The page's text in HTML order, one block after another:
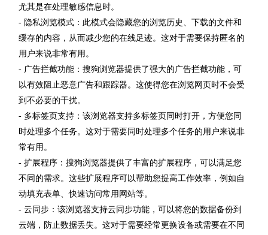
尤其是在处理敏感信息时。
- 隐私浏览模式：此模式会隐藏您的浏览历史、下载的文件和
缓存的内容，从而减少您的在线足迹。这对于需要保持匿名的
用户来说非常有用。
- 广告拦截功能：搜狗浏览器提供了强大的广告拦截功能，可
以有效阻止恶意广告和跟踪器。这使得您在浏览网页时不会受
到不必要的干扰。
- 多标签页支持：该浏览器支持多标签页同时打开，方便您同
时处理多个任务。这对于需要同时处理多个任务的用户来说非
常有用。
- 扩展程序：搜狗浏览器提供了丰富的扩展程序，可以满足您
不同的需求。这些扩展程序可以帮助您提高工作效率，例如自
动填充表单、快速访问常用网站等。
- 云同步：该浏览器支持云同步功能，可以将您的数据备份到
云端，防止数据丢失。这对于需要经常更换设备或需要在不同